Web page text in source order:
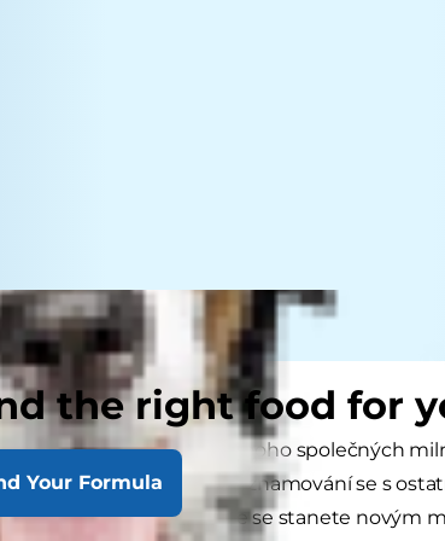
the right food for
Your Formula
kotěte představuje mnoho společných
návyků a seznamování se s
veterinární klinice. To, že se stanete novým